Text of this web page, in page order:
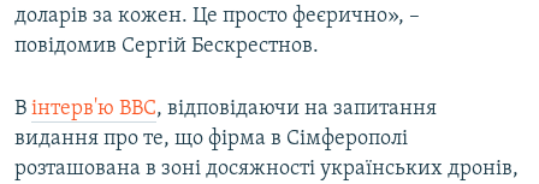
доларів за кожен. Це просто феєрично», –
повідомив Сергій Бескрестнов.
В інтерв'ю BBC, відповідаючи на запитання
видання про те, що фірма в Сімферополі
розташована в зоні досяжності українських дронів,